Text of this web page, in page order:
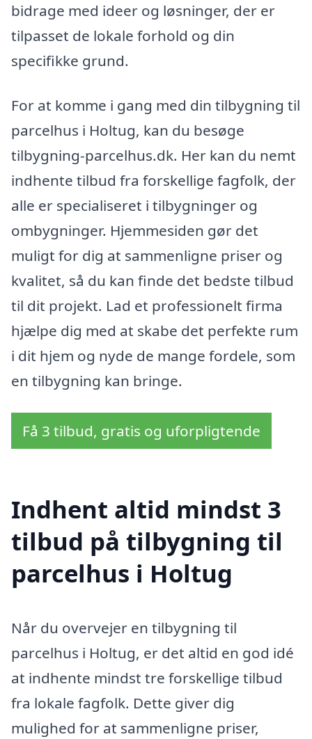
bidrage med ideer og løsninger, der er
tilpasset de lokale forhold og din
specifikke grund.
For at komme i gang med din tilbygning til
parcelhus i Holtug, kan du besøge
tilbygning-parcelhus.dk. Her kan du nemt
indhente tilbud fra forskellige fagfolk, der
alle er specialiseret i tilbygninger og
ombygninger. Hjemmesiden gør det
muligt for dig at sammenligne priser og
kvalitet, så du kan finde det bedste tilbud
til dit projekt. Lad et professionelt firma
hjælpe dig med at skabe det perfekte rum
i dit hjem og nyde de mange fordele, som
en tilbygning kan bringe.
Få 3 tilbud, gratis og uforpligtende
Indhent altid mindst 3
tilbud på tilbygning til
parcelhus i Holtug
Når du overvejer en tilbygning til
parcelhus i Holtug, er det altid en god idé
at indhente mindst tre forskellige tilbud
fra lokale fagfolk. Dette giver dig
mulighed for at sammenligne priser,